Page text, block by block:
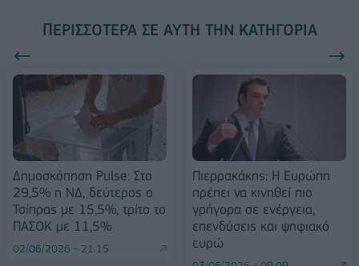
ΠΕΡΙΣΣΌΤΕΡΑ ΣΕ ΑΥΤΉ ΤΗΝ ΚΑΤΗΓΟΡΊΑ
Δημοσκόπηση Pulse: Στο
29,5% η ΝΔ, δεύτερος ο
Τσίπρας με 15,5%, τρίτο το
ΠΑΣΟΚ με 11,5%
02/06/2026 - 21:15
Πιερρακάκης: Η Ευρώπη
πρέπει να κινηθεί πιο
γρήγορα σε ενέργεια,
επενδύσεις και ψηφιακό
ευρώ